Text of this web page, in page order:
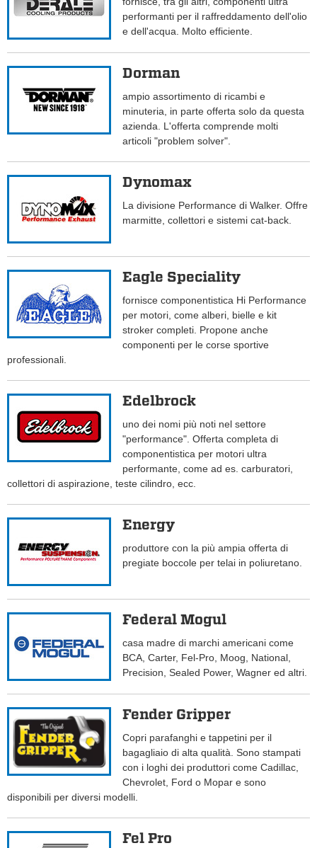
performanti per il raffreddamento dell'olio
e dell'acqua. Molto efficiente.
Dorman
ampio assortimento di ricambi e
minuteria, in parte offerta solo da questa
azienda. L'offerta comprende molti
articoli "problem solver".
Dynomax
La divisione Performance di Walker. Offre
marmitte, collettori e sistemi cat-back.
Eagle Speciality
fornisce componentistica Hi Performance
per motori, come alberi, bielle e kit
stroker completi. Propone anche
componenti per le corse sportive
professionali.
Edelbrock
uno dei nomi più noti nel settore
"performance". Offerta completa di
componentistica per motori ultra
performante, come ad es. carburatori,
collettori di aspirazione, teste cilindro, ecc.
Energy
produttore con la più ampia offerta di
pregiate boccole per telai in poliuretano.
Federal Mogul
casa madre di marchi americani come
BCA, Carter, Fel-Pro, Moog, National,
Precision, Sealed Power, Wagner ed altri.
Fender Gripper
Copri parafanghi e tappetini per il
bagagliaio di alta qualità. Sono stampati
con i loghi dei produttori come Cadillac,
Chevrolet, Ford o Mopar e sono
disponibili per diversi modelli.
Fel Pro